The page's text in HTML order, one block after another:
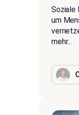
Soziale
um
mehr...